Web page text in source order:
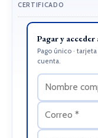
CERTIFICADO
Pagar y acceder
Pago único ·
cuenta.